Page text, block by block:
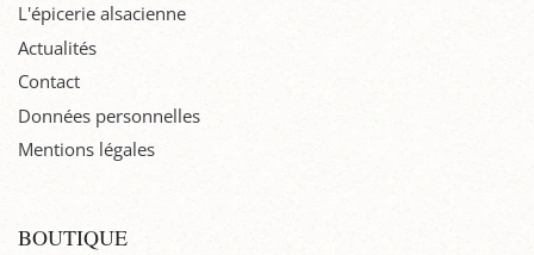
L'épicerie alsacienne
Actualités
Contact
Données personnelles
Mentions légales
BOUTIQUE